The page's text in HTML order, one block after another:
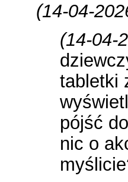
(14-04-
(14-04-
tabletki
pójść
nic o